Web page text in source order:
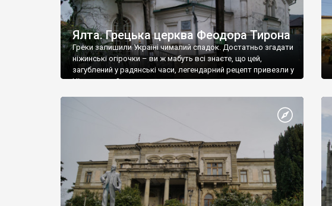
Ялта. Грецька церква Феодора Тирона
Греки залишили Україні чималий спадок. Достатньо згадати
ніжинські огірочки – ви ж мабуть всі знаєте, що цей,
загублений у радянські часи, легендарний рецепт привезли у
Ніжин греки?